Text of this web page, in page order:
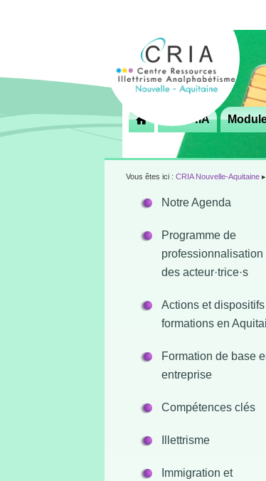
principal Le CRIA
Vous êtes ici : CRIA Nouvelle-Aquitaine ▸
Notre Agenda
Programme de
professionnalisation
des acteur·trice·s
Actions et
formations en
Formation de base
entreprise
Compétences clés
Illettrisme
Immigration et